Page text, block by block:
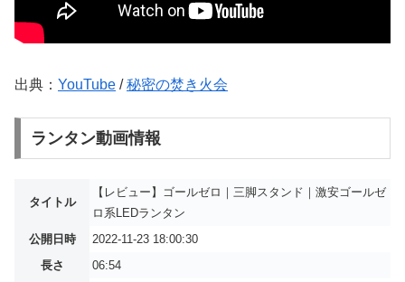
出典： YouTube /秘密の焚き火会
ランタン動画情報
タイトル
【レビュー】ゴールゼロ｜三脚スタンド｜激安ゴールゼ
ロ系LEDランタン
公開日時
2022-11-23 18:00:30
長さ
06:54